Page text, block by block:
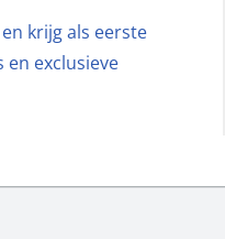
krijg als eerste
exclusieve